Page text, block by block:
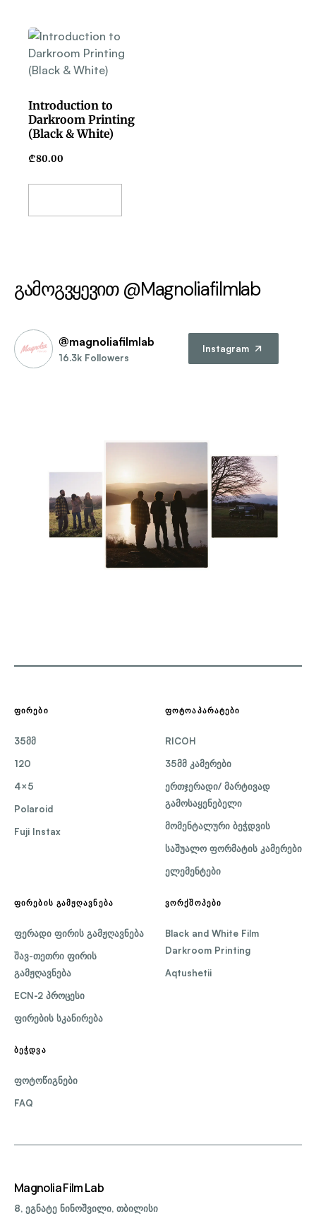
Introduction to
Darkroom Printing
(Black & White)
₾80.00
გამოგვყევით @Magnoliafilmlab
@magnoliafilmlab
16.3k Followers
Instagram
ᲤᲘᲠᲔᲑᲘ
35მმ
120
4×5
Polaroid
Fuji Instax
ᲤᲝᲢᲝᲐᲞᲐᲠᲐᲢᲔᲑᲘ
RICOH
35მმ კამერები
ერთჯერადი/ მარტივად
გამოსაყენებელი
მომენტალური ბეჭდვის
საშუალო ფორმატის კამერები
ელემენტები
ᲤᲘᲠᲔᲑᲘᲡ ᲒᲐᲛᲟᲦᲐᲕᲜᲔᲑᲐ
ფერადი ფირის გამჟღავნება
შავ-თეთრი ფირის
გამჟღავნება
ECN-2 პროცესი
ფირების სკანირება
ᲕᲝᲠᲥᲨᲝᲞᲔᲑᲘ
Black and White Film
Darkroom Printing
Aqtushetii
ᲑᲔᲭᲓᲕᲐ
ფოტოწიგნები
FAQ
Magnolia Film Lab
8, ეგნატე ნინოშვილი, თბილისი